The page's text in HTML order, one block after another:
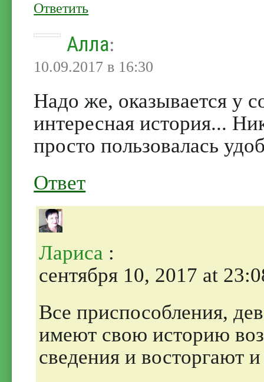
Ответить
Алла:
10.09.2017 в 16:30
Надо же, оказывается у
интересная история...
просто пользовалась
Ответ
Лариса :
сентября 10, 2017 at
Все приспособления,
имеют свою историю
сведения и восторгают